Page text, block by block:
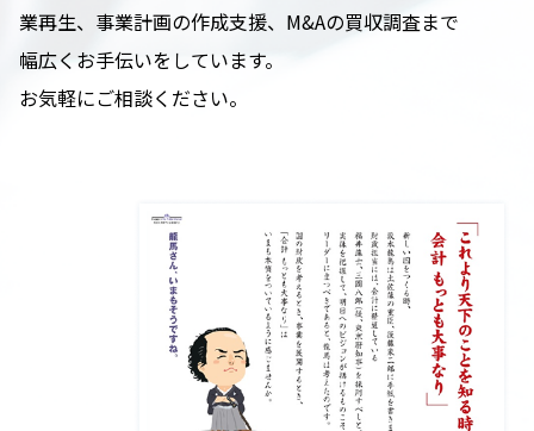
業再生、事業計画の作成支援、M&Aの買収調査まで
幅広くお手伝いをしています。
お気軽にご相談ください。